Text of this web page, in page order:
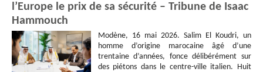
l’Europe le prix de sa sécurité – Tribune de Isaac
Hammouch
Modène, 16 mai 2026. Salim El Koudri, un
homme d’origine marocaine âgé d’une
trentaine d’années, fonce délibérément sur
des piétons dans le centre-ville italien. Huit